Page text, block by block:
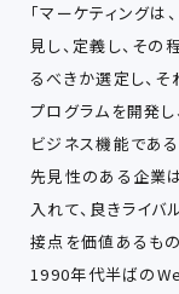
「マーケティング
⾒し、定義し、その
るべきか選定し、
プログラムを開発
ビジネス機能である
先⾒性のある企業
⼊れて、良きライ
接点を価値あるも
1990年代半ばの